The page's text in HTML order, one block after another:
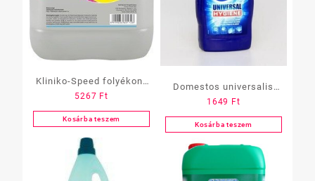
Kliniko-Speed folyékony
fertőtlenítőszer 5 L
5267 Ft
Kosárba teszem
Domestos universalis
fertőtlenítő hatású,
tisztító szórófejes 750 ml
1649 Ft
Kosárba teszem